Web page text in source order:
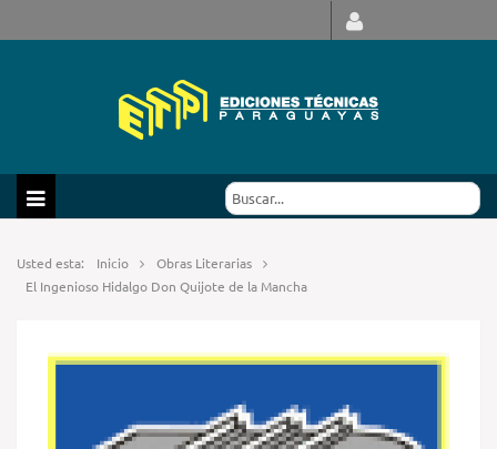
Usted esta: Inicio
Obras Literarias
El Ingenioso Hidalgo Don Quijote de la Mancha